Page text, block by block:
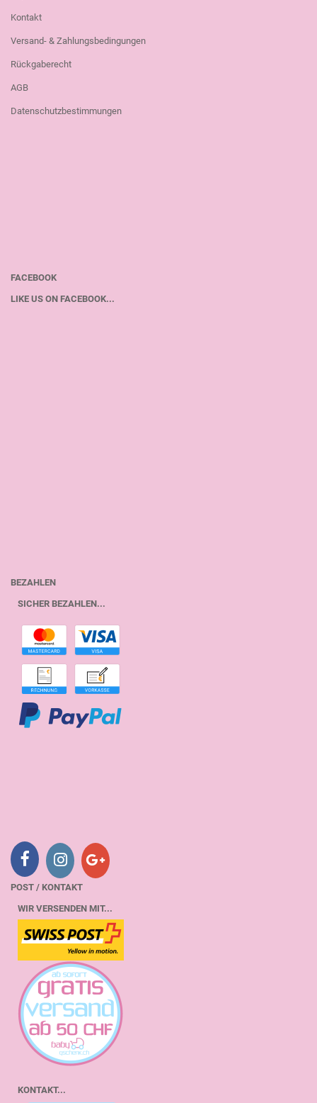
Kontakt
Versand- & Zahlungsbedingungen
Rückgaberecht
AGB
Datenschutzbestimmungen
FACEBOOK
LIKE US ON FACEBOOK...
BEZAHLEN
SICHER BEZAHLEN...
POST / KONTAKT
WIR VERSENDEN MIT...
KONTAKT...